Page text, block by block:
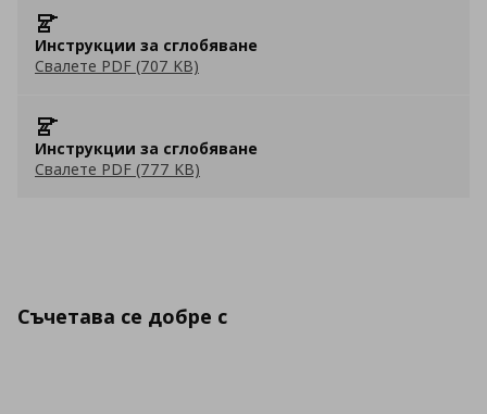
Инструкции за сглобяване
Свалете PDF (707 KB)
Инструкции за сглобяване
Свалете PDF (777 KB)
Съчетава се добре с